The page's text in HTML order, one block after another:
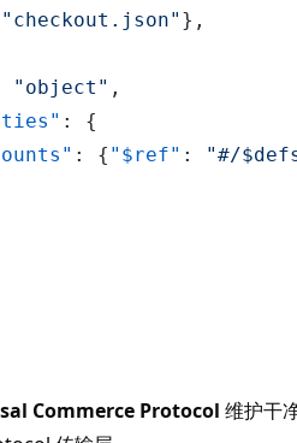
"checkout.json" } ,
"object" ,
:
{
: { "$ref" :
"#/
Commerce Protocol 维护干